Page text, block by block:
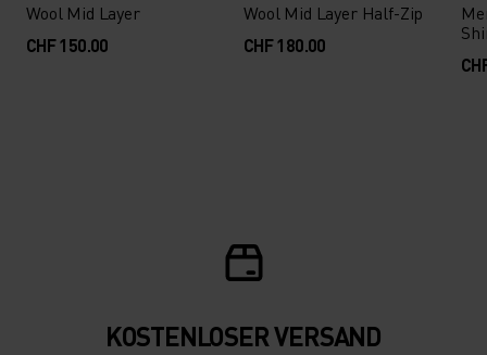
Wool Mid Layer
CHF 150.00
Wool Mid Layer Half-Zip
CHF 180.00
KOSTENLOSER VERSAND